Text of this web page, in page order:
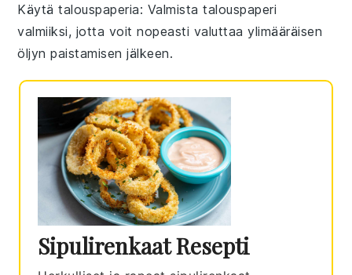
Käytä talouspaperia: Valmista talouspaperi
valmiiksi, jotta voit nopeasti valuttaa ylimääräisen
öljyn paistamisen jälkeen.
Sipulirenkaat Resepti